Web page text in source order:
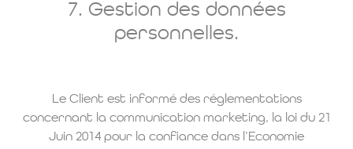
7. Gestion des données
personnelles.
Le Client est informé des réglementations
concernant la communication marketing, la loi du 21
Juin 2014 pour la confiance dans l’Economie